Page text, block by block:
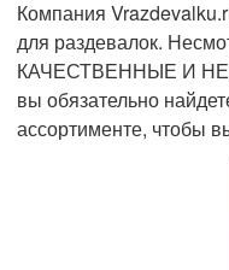
Компания
для раздевалок.
КАЧЕСТВЕННЫЕ И
вы обязательно
ассортименте, чтобы